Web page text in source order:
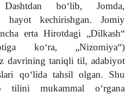
boʻlib, Jomda,
hayot kechirishgan. Jomiy
erta Hirotdagi „Dilkash“
koʻra, „Nizomiya“)
davrining taniqli til, adabiyot
qoʻlida tahsil olgan. Shu
tilini mukammal oʻrgana